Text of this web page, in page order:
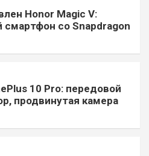
Honor Magic V:
смартфон со Snapdragon
10 Pro: передовой
продвинутая камера